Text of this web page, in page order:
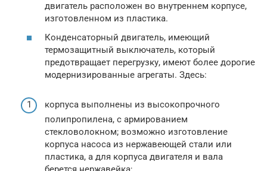
двигатель расположен во внутреннем корпусе,
изготовленном из пластика.
Конденсаторный двигатель, имеющий
термозащитный выключатель, который
предотвращает перегрузку, имеют более дорогие
модернизированные агрегаты. Здесь:
корпуса выполнены из высокопрочного
полипропилена, с армированием
стекловолокном; возможно изготовление
корпуса насоса из нержавеющей стали или
пластика, а для корпуса двигателя и вала